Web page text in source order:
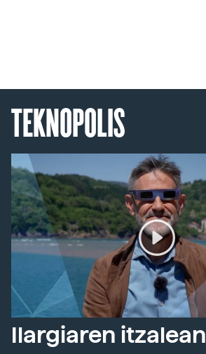
TEKNOPOLIS
Ilargiaren itzalean